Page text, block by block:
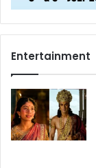
Entertainment